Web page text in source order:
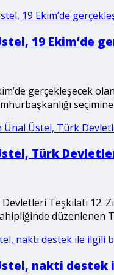
19
gerçekleşecek
Türk
Teşkilatı 12.
düzenlenen
nakti